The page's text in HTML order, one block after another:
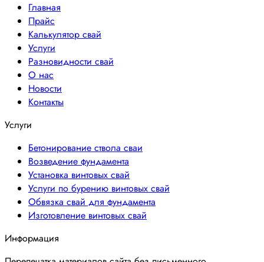
Главная
Прайс
Калькулятор свай
Услуги
Разновидности свай
О нас
Новости
Контакты
Услуги
Бетонирование ствола сваи
Возведение фундамента
Установка винтовых свай
Услуги по бурению винтовых свай
Обвязка свай для фундамента
Изготовление винтовых свай
Информация